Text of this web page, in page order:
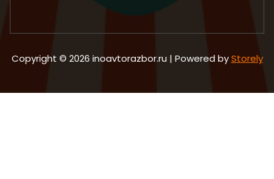
Copyright © 2026 inoavtorazbor.ru | Powered byStorely